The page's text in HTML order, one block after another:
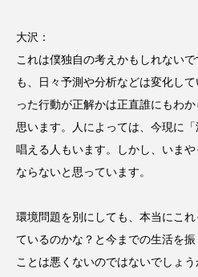
大沢：
これは僕独自の考えかもしれない
も、日々予測や分析などは変化し
った行動が正解かは正直誰にもわ
思います。人によっては、今現に
唱える人もいます。しかし、いま
ならないと思っています。
環境問題を別にしても、本当にこ
ているのかな？と今までの生活を
ことは悪くないのではないでしょう